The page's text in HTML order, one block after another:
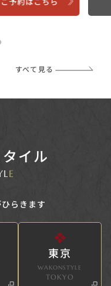
すべて見る
イル
E
らきます
東京
WAKONSTYLE
TOKYO